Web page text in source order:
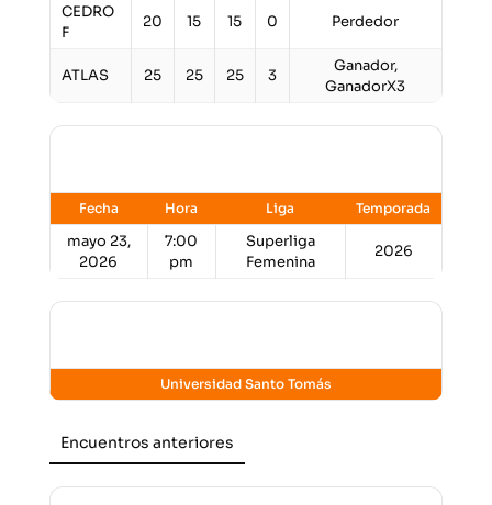
CEDRO
F
20 15 15 0 Perdedor
ATLAS 25 25 25 3
Ganador,
GanadorX3
Fecha Hora Liga Temporada
mayo 23,
2026
7:00
pm
Superliga
Femenina
2026
Universidad Santo Tomás
Encuentros anteriores